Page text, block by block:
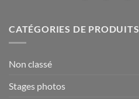
CATÉGORIES DE PRODUITS
Non classé
Stages photos